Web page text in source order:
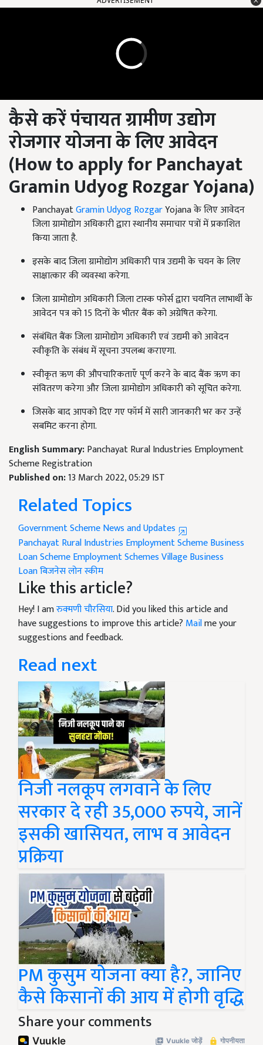
कैसे करें पंचायत ग्रामीण उद्योग
रोजगार योजना के लिए आवेदन
(How to apply for Panchayat
Gramin Udyog Rozgar Yojana)
PanchayatGramin Udyog RozgarYojana के लिए आवेदन
जिला ग्रामोद्योग अधिकारी द्वारा स्थानीय समाचार पत्रों में प्रकाशित
किया जाता है.
इसके बाद जिला ग्रामोद्योग अधिकारी पात्र उद्यमी के चयन के लिए
साक्षात्कार की व्यवस्था करेगा.
जिला ग्रामोद्योग अधिकारी जिला टास्क फोर्स द्वारा चयनित लाभार्थी के
आवेदन पत्र को 15 दिनों के भीतर बैंक को अग्रेषित करेगा.
संबंधित बैंक जिला ग्रामोद्योग अधिकारी एवं उद्यमी को आवेदन
स्वीकृति के संबंध में सूचना उपलब्ध कराएगा.
स्वीकृत ऋण की औपचारिकताएँ पूर्ण करने के बाद बैंक ऋण का
संवितरण करेगा और जिला ग्रामोद्योग अधिकारी को सूचित करेगा.
जिसके बाद आपको दिए गए फॉर्म में सारी जानकारी भर कर उन्हें
सबमिट करना होगा.
English Summary:Panchayat Rural Industries Employment
Scheme Registration
Published on:13 March 2022, 05:29 IST
Related Topics
Government Scheme News and Updates
Panchayat Rural Industries Employment SchemeBusiness
Loan SchemeEmployment SchemesVillage Business
Loanबिजनेस लोन स्कीम
Like this article?
Hey! I amरुक्मणी चौरसिया. Did you liked this article and
have suggestions to improve this article? Mailme your
suggestions and feedback.
Read next
निजी नलकूप लगवाने के लिए
सरकार दे रही 35,000 रुपये, जानें
इसकी खासियत, लाभ व आवेदन
प्रक्रिया
PM कुसुम योजना क्या है?, जानिए
कैसे किसानों की आय में होगी वृद्धि
Share your comments